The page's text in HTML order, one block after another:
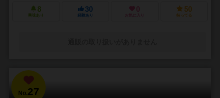
8
興味あり
30
経験あり
0
お気に入り
50
持ってる
No.27